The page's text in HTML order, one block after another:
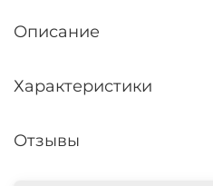
Описание
Характеристики
Отзывы